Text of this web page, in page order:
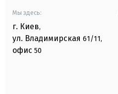
Мы здесь:
г. Киев,
ул. Владимирская 61/11,
офис 50